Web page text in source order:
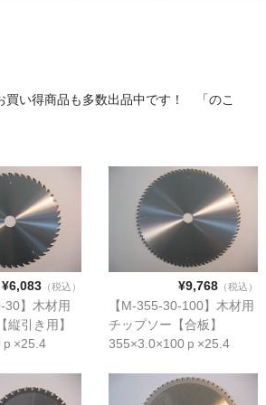
買い得商品も多数出品中です！ 「のこ
¥6,083 （税込）
30】木材用
縦引き用】
×25.4
¥9,768 （税込）
【M-355-30-100】木材用
チップソー【合板】
355×3.0×100ｐ×25.4